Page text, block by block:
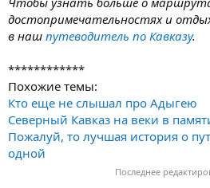
достопримечательностях и
в наш путеводитель по Кавказу.
************
Похожие темы:
Кто еще не слышал про Адыгею
Северный Кавказ на веки в
Пожалуй, то лучшая история о
одной
Последнее